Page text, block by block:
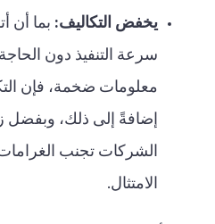
يخفض التكاليف: بما أن
سرعة التنفيذ دون
معلومات ضخمة، فإن
إضافةً إلى ذلك، وبفضل
الشركات تجنب
الامتثال.